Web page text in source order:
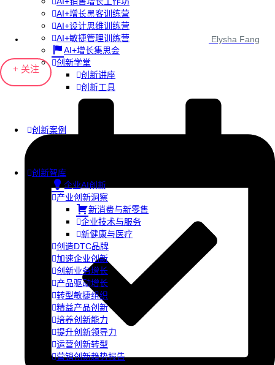
AI+增长黑客训练营
AI+设计思维训练营
AI+敏捷管理训练营
AI+增长集思会
创新学堂
创新讲座
创新工具
创新案例
创新智库
企业AI创新
产业创新洞察
新消费与新零售
企业技术与服务
新健康与医疗
创造DTC品牌
加速企业创新
创新业务增长
产品驱动增长
转型敏捷组织
精益产品创新
培养创新能力
提升创新领导力
运营创新转型
营销创新趋势报告
Elysha Fang
+ 关注